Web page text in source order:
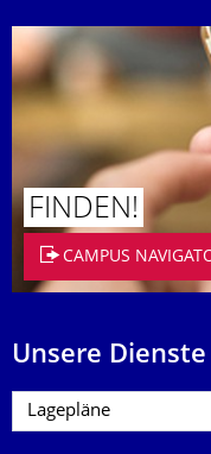
FINDEN!
CAMPUS
Unsere Dienste